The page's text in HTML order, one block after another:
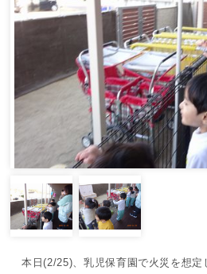
本日(2/25)、乳児保育園で火災を想定